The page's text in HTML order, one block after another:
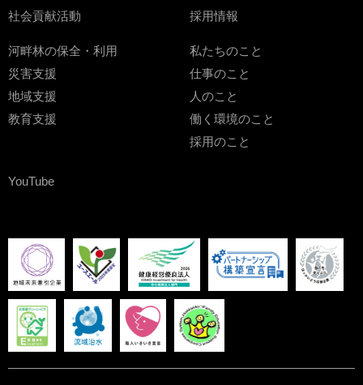
社会貢献活動
河畔林の保全・利用
災害支援
地域支援
教育支援
採用情報
私たちのこと
仕事のこと
人のこと
働く環境のこと
採用のこと
YouTube